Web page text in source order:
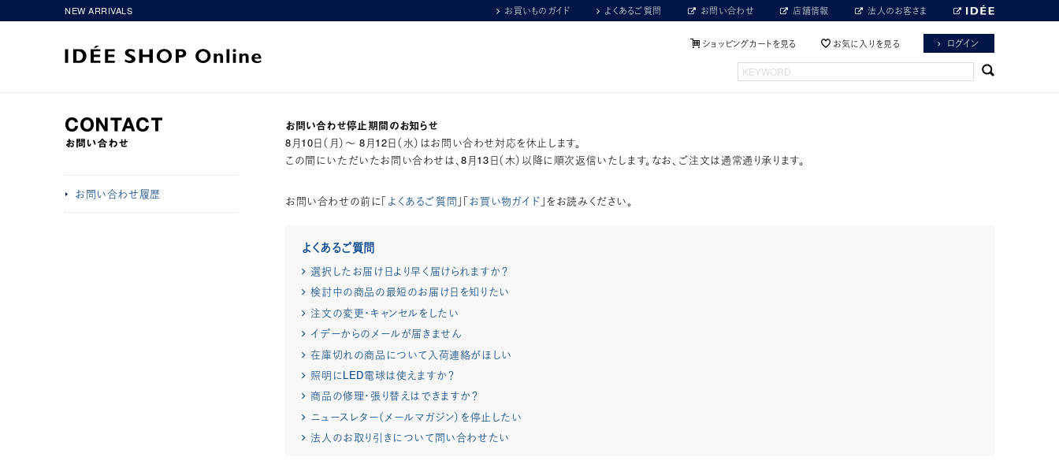
NEW ARRIVALS お買いものガイド よくあるご質問 お問い合わせ 店舗情報 法人のお客さま
ショッピングカートを見る お気に入りを見る ログイン
お問い合わせ履歴
お問い合わせ停止期間のお知らせ
8月10日（月）～ 8月12日（水）はお問い合わせ対応を休止します。
この間にいただいたお問い合わせは、8月13日（木）以降に順次返信いたします。なお、ご注文は通常通り承ります。
お問い合わせの前に「よくあるご質問 」「お買い物ガイド 」をお読みください。
よくあるご質問
選択したお届け日より早く届けられますか？
検討中の商品の最短のお届け日を知りたい
注文の変更・キャンセルをしたい
イデーからのメールが届きません
在庫切れの商品について入荷連絡がほしい
照明にLED電球は使えますか？
商品の修理・張り替えはできますか？
ニュースレター（メールマガジン）を停止したい
法人のお取り引きについて問い合わせたい